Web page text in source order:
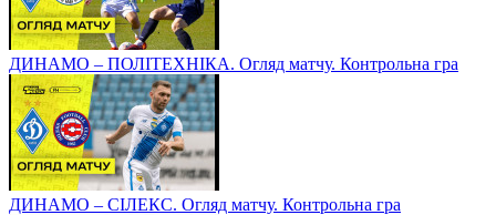
ДИНАМО – ПОЛІТЕХНІКА. Огляд матчу. Контрольна гра
ДИНАМО – СІЛЕКС. Огляд матчу. Контрольна гра